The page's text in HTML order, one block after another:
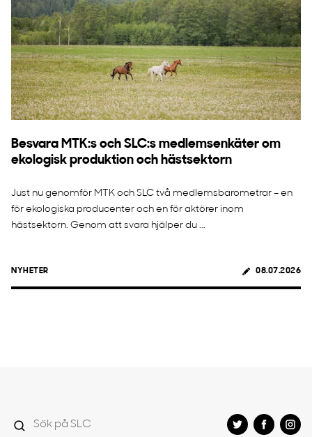
Besvara MTK:s och SLC:s medlemsenkäter om
ekologisk produktion och hästsektorn
Just nu genomför MTK och SLC två medlemsbarometrar – en
för ekologiska producenter och en för aktörer inom
hästsektorn. Genom att svara hjälper du ...
NYHETER 08.07.2026